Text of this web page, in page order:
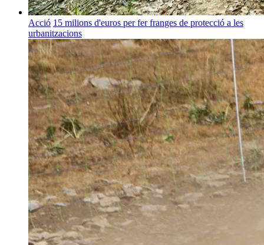
Acció 15 milions d'euros per fer franges de protecció a les
urbanitzacions